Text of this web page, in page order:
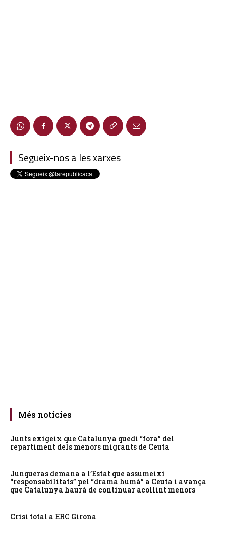
Segueix-nos a les xarxes
Més notícies
Junts exigeix que Catalunya quedi “fora” del
repartiment dels menors migrants de Ceuta
Junqueras demana a l’Estat que assumeixi
“responsabilitats” pel “drama humà” a Ceuta i avança
que Catalunya haurà de continuar acollint menors
Crisi total a ERC Girona